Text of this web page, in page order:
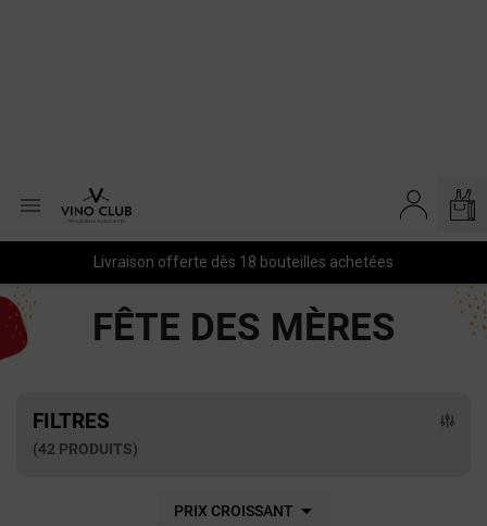

Livraison offerte dès 18 bouteilles achetées
FÊTE DES MÈRES
FILTRES
(42 PRODUITS)
PRIX CROISSANT 